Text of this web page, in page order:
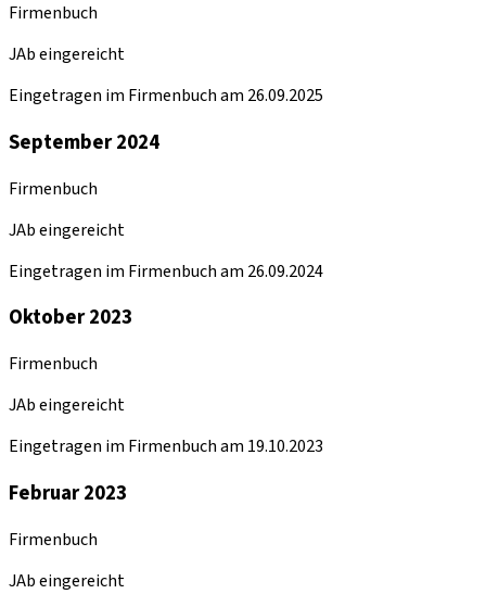
Firmenbuch
JAb eingereicht
Eingetragen im Firmenbuch am 26.09.2025
September 2024
Firmenbuch
JAb eingereicht
Eingetragen im Firmenbuch am 26.09.2024
Oktober 2023
Firmenbuch
JAb eingereicht
Eingetragen im Firmenbuch am 19.10.2023
Februar 2023
Firmenbuch
JAb eingereicht